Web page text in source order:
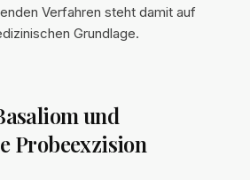
Verfahren steht damit auf
Grundlage.
und
Probeexzision